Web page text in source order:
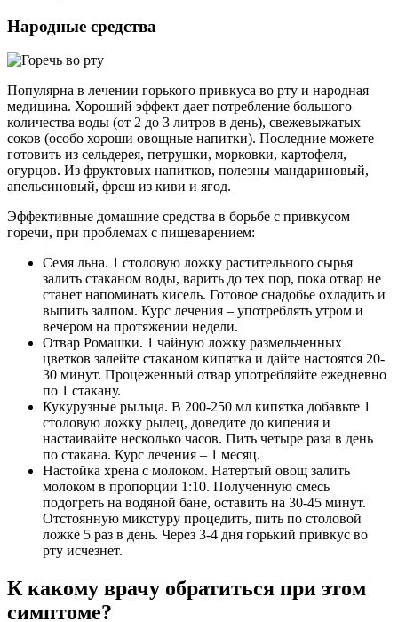
Народные средства
Популярна в лечении горького привкуса во рту и народная
медицина. Хороший эффект дает потребление большого
количества воды (от 2 до 3 литров в день), свежевыжатых
соков (особо хороши овощные напитки). Последние можете
готовить из сельдерея, петрушки, морковки, картофеля,
огурцов. Из фруктовых напитков, полезны мандариновый,
апельсиновый, фреш из киви и ягод.
Эффективные домашние средства в борьбе с привкусом
горечи, при проблемах с пищеварением:
Семя льна. 1 столовую ложку растительного сырья
залить стаканом воды, варить до тех пор, пока отвар не
станет напоминать кисель. Готовое снадобье охладить и
выпить залпом. Курс лечения – употреблять утром и
вечером на протяжении недели.
Отвар Ромашки. 1 чайную ложку размельченных
цветков залейте стаканом кипятка и дайте настоятся 20-
30 минут. Процеженный отвар употребляйте ежедневно
по 1 стакану.
Кукурузные рыльца. В 200-250 мл кипятка добавьте 1
столовую ложку рылец, доведите до кипения и
настаивайте несколько часов. Пить четыре раза в день
по стакана. Курс лечения – 1 месяц.
Настойка хрена с молоком. Натертый овощ залить
молоком в пропорции 1:10. Полученную смесь
подогреть на водяной бане, оставить на 30-45 минут.
Отстоянную микстуру процедить, пить по столовой
ложке 5 раз в день. Через 3-4 дня горький привкус во
рту исчезнет.
К какому врачу обратиться при этом
симптоме?